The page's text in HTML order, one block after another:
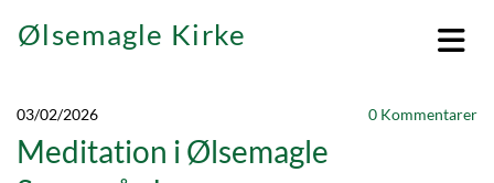
Ølsemagle Kirke
03/02/2026 0 Kommentarer
Meditation i Ølsemagle